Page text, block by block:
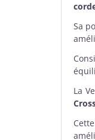
Sa
La
Cette